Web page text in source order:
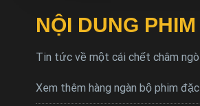
NỘI DUNG PHIM
Tin tức về một cái chết châm
Xem thêm hàng ngàn bộ phim